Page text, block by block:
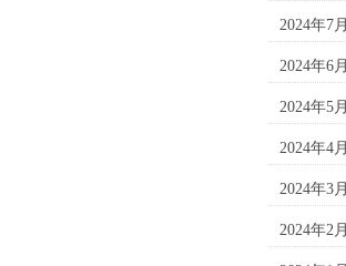
2024年7月
2024年6月
2024年5月
2024年4月
2024年3月
2024年2月